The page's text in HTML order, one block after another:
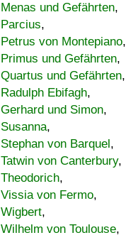
Menas und Gefährten,
Parcius,
Petrus von Montepiano,
Primus und Gefährten,
Quartus und Gefährten,
Radulph Ebifagh,
Gerhard und Simon,
Susanna,
Stephan von Barquel,
Tatwin von Canterbury,
Theodorich,
Vissia von Fermo,
Wigbert,
Wilhelm von Toulouse,